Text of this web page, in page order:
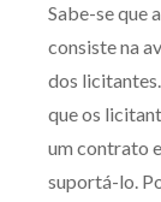
Sabe-se que
consiste na
dos
que os
um contrato
suportá-lo.